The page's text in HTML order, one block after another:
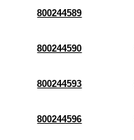
800244589
800244590
800244593
800244596